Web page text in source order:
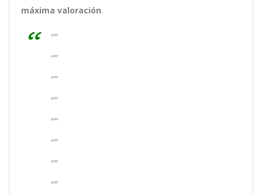
máxima valoración.
“”
“”
“”
“”
“”
“”
“”
“”